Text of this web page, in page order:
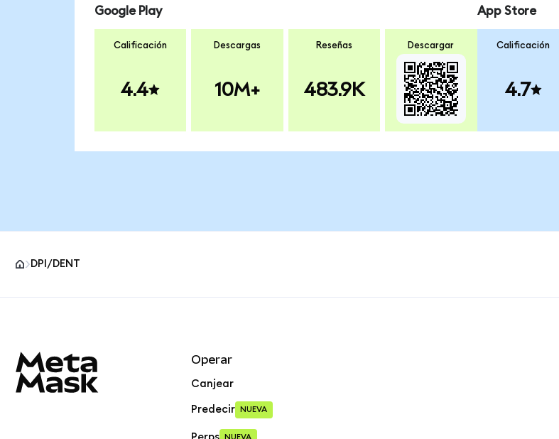
Google Play
Calificación
4.4
Descargas
10M+
Reseñas
483.9K
Descargar
App Store
Calificación
4.7
DPI/DENT
Operar
Canjear
Predecir NUEVA
NUEVA